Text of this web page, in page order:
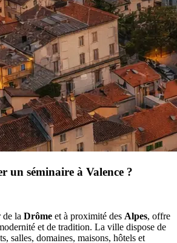
un séminaire à Valence ?
de la Drôme et à proximité des Alpes, offre
et de tradition. La ville dispose de
salles, domaines, maisons, hôtels et